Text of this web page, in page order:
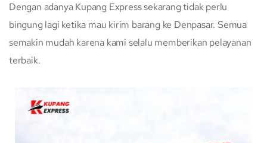
Dengan adanya Kupang Express sekarang tidak perlu
bingung lagi ketika mau kirim barang ke Denpasar. Semua
semakin mudah karena kami selalu memberikan pelayanan
terbaik.